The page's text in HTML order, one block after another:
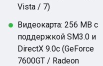
Vista / 7)
Видеокарта: 256 MB с
поддержкой SM3.0 и
DirectX 9.0c (GeForce
7600GT / Radeon